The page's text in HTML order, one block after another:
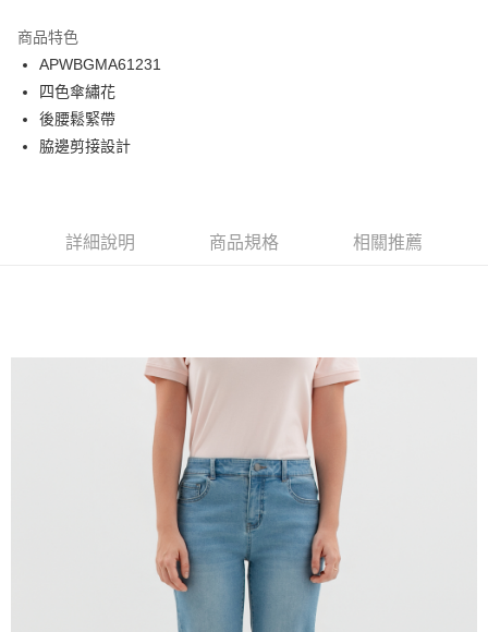
悠遊付
Google Pay
貨到付款
每筆NT$120，滿NT$1,500(含以上)免運費
商品特色
APWBGMA61231
四色傘繡花
後腰鬆緊帶
脇邊剪接設計
詳細說明 商品規格 相關推薦